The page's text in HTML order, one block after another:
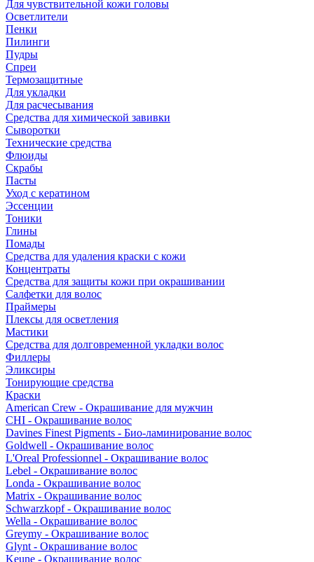
Для чувствительной кожи головы
Осветлители
Пенки
Пилинги
Пудры
Спреи
Термозащитные
Для укладки
Для расчесывания
Средства для химической завивки
Сыворотки
Технические средства
Флюиды
Скрабы
Пасты
Уход с кератином
Эссенции
Тоники
Глины
Помады
Средства для удаления краски с кожи
Концентраты
Средства для защиты кожи при окрашивании
Салфетки для волос
Праймеры
Плексы для осветления
Мастики
Средства для долговременной укладки волос
Филлеры
Эликсиры
Тонирующие средства
Краски
American Crew - Окрашивание для мужчин
CHI - Окрашивание волос
Davines Finest Pigments - Био-ламинирование волос
Goldwell - Окрашивание волос
L'Oreal Professionnel - Окрашивание волос
Lebel - Окрашивание волос
Londa - Окрашивание волос
Matrix - Окрашивание волос
Schwarzkopf - Окрашивание волос
Wella - Окрашивание волос
Greymy - Окрашивание волос
Glynt - Окрашивание волос
Keune - Окрашивание волос